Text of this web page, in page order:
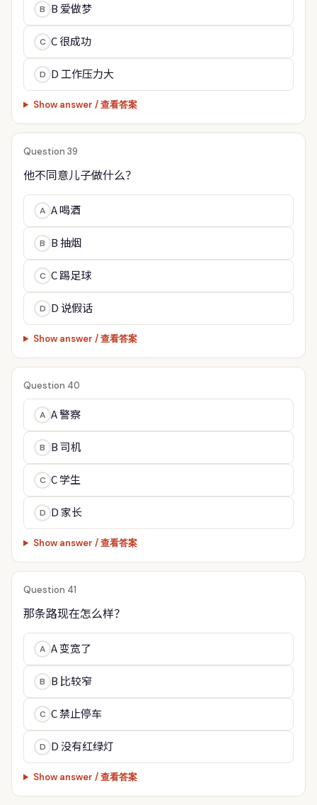
B B 爱做梦
C C 很成功
D D 工作压力大
Show answer / 查看答案
Question 39
他不同意儿子做什么？
A A 喝酒
B B 抽烟
C C 踢足球
D D 说假话
Show answer / 查看答案
Question 40
A A 警察
B B 司机
C C 学生
D D 家长
Show answer / 查看答案
Question 41
那条路现在怎么样？
A A 变宽了
B B 比较窄
C C 禁止停车
D D 没有红绿灯
Show answer / 查看答案